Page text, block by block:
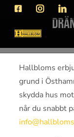
Fortsätt
innehållet
FacebookInstagram
Hallbloms
grund i
skydda hus
når du snabbt